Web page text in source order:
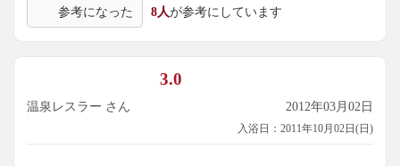
参考になった 8人が参考にしています
3.0
温泉レスラー さん 2012年03月02日
入浴日：2011年10月02日(日)